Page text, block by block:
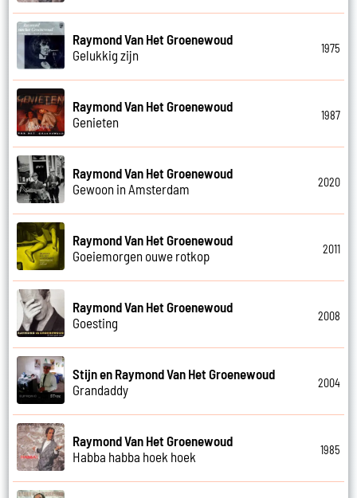
Raymond Van Het Groenewoud
Gelukkig zijn
1975
Raymond Van Het Groenewoud
Genieten
1987
Raymond Van Het Groenewoud
Gewoon in Amsterdam
2020
Raymond Van Het Groenewoud
Goeiemorgen ouwe rotkop
2011
Raymond Van Het Groenewoud
Goesting
2008
Stijn en Raymond Van Het Groenewoud
Grandaddy
2004
Raymond Van Het Groenewoud
Habba habba hoek hoek
1985